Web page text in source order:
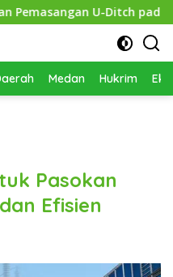
U-Ditch pada 2027
Medan Hukrim
Pasokan
Efisien